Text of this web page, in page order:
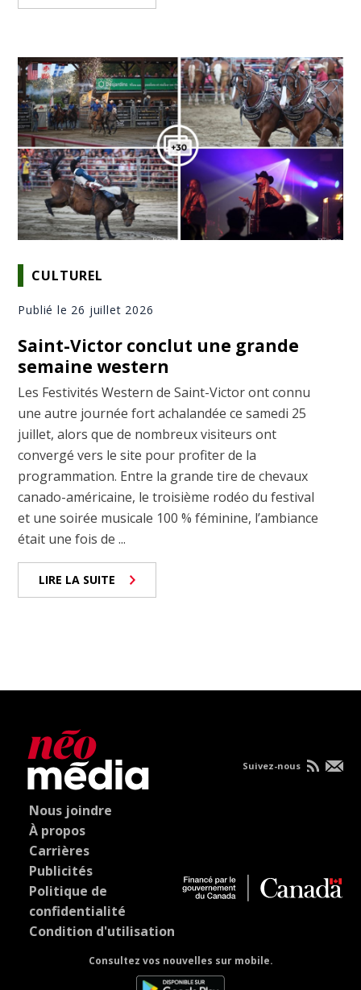
CULTUREL
Publié le 26 juillet 2026
Saint-Victor conclut une grande
semaine western
Les Festivités Western de Saint-Victor ont connu
une autre journée fort achalandée ce samedi 25
juillet, alors que de nombreux visiteurs ont
convergé vers le site pour profiter de la
programmation. Entre la grande tire de chevaux
canado-américaine, le troisième rodéo du festival
et une soirée musicale 100 % féminine, l’ambiance
était une fois de ...
LIRE LA SUITE
Nous joindre
À propos
Carrières
Publicités
Politique de
confidentialité
Condition d'utilisation
Consultez vos nouvelles sur mobile.
Suivez-nous